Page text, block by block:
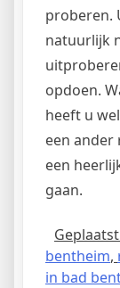
proberen.
natuurlijk
opdoen.
heeft u
een
een
gaan.
bentheim,
in bad